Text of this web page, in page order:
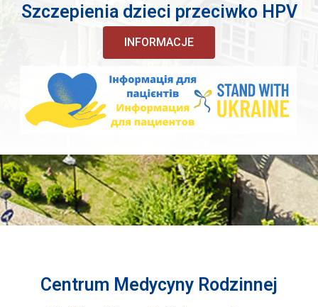
Szczepienia dzieci przeciwko HPV
INFORMACJE
Centrum Medycyny Rodzinnej